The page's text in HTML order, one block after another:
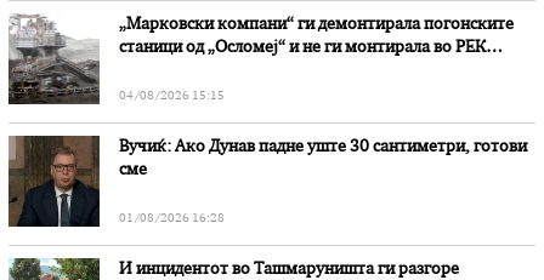
„Марковски компани“ ги демонтирала погонските
станици од „Осломеј“ и не ги монтирала во РЕК
04/08/2026 15:15
Вучиќ: Ако Дунав падне уште 30 сантиметри, готови
сме
01/08/2026 16:28
И инцидентот во Ташмаруништa ги разгоре